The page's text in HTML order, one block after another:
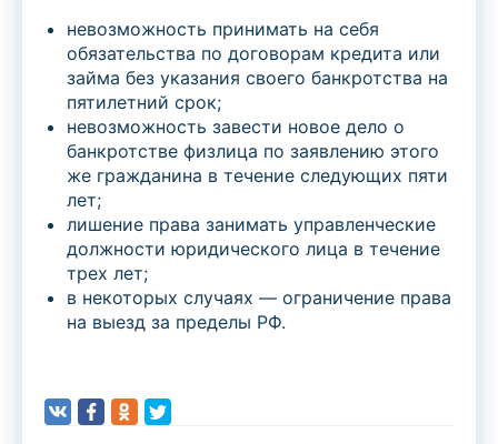
невозможность принимать на себя
обязательства по договорам кредита или
займа без указания своего банкротства на
пятилетний срок;
невозможность завести новое дело о
банкротстве физлица по заявлению этого
же гражданина в течение следующих пяти
лет;
лишение права занимать управленческие
должности юридического лица в течение
трех лет;
в некоторых случаях — ограничение права
на выезд за пределы РФ.